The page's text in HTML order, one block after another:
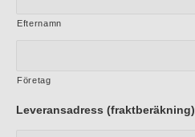
Efternamn
Företag
Leveransadress (fraktberäkning)